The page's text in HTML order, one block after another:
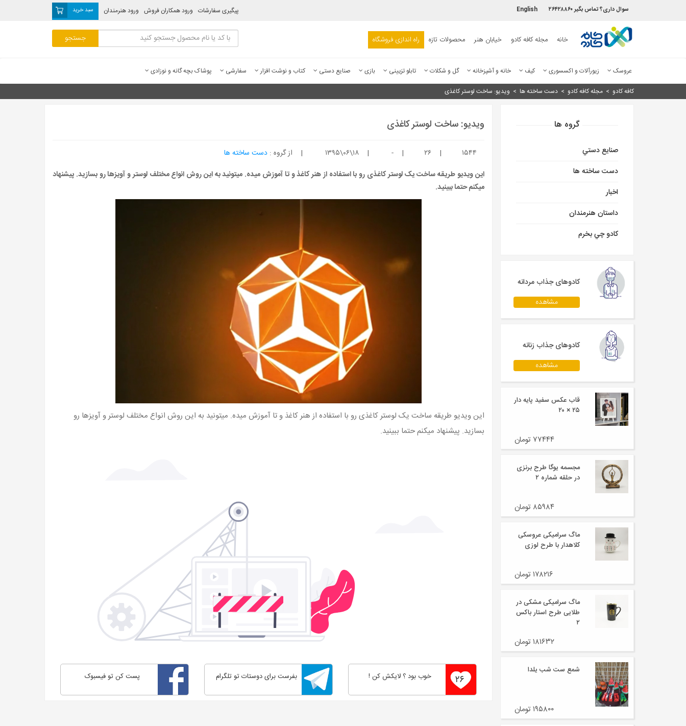
سبد خرید ورود هنرمندان ورود همکاران فروش پیگیری سفارشات سوال داری؟ تماس بگیر ۲۶۴۲۸۸۶۰ English
خانه مجله کافه کادو خیابان هنر محصولات تازه راه اندازی فروشگاه
عروسک زیورآلات و اکسسوری کیف خانه و آشپزخانه گل و شکلات تابلو تزیینی بازی صنایع دستی کتاب و نوشت افزار سفارشی
پوشاک بچه گانه و نوزادی
کافه کادو > مجله کافه کادو > دست ساخته ها > ویدیو: ساخت لوستر کاغذی
گروه ها
صنايع دستي
دست ساخته ها
اخبار
داستان هنرمندان
کادو چي بخرم
کادوهای جذاب مردانه
مشاهده
کادوهای جذاب زنانه
مشاهده
قاب عکس سفید پایه دار
۲۵ × ۲۰
۷۷۴۴۴ تومان
مجسمه یوگا طرح برنزی
در حلقه شماره ۲
۸۵۹۸۴ تومان
ماگ سرامیکی عروسکی
کلاهدار با طرح لوزی
۱۷۸۲۱۶ تومان
ماگ سرامیکی مشکی در
طلایی طرح استار باکس
۲
۱۸۱۶۳۲ تومان
شمع ست شب یلدا
۱۹۵۸۰۰ تومان
ویدیو: ساخت لوستر کاغذی
۱۵۴۴ |۲۶ |
-
|۱۳۹۵\۰۶\۱۸ | از گروه :دست ساخته ها
این ویدیو طریقه ساخت یک لوستر کاغذی رو با استفاده از هنر کاغذ و تا آموزش میده. میتونید به این روش انواع مختلف لوستر و آویزها رو بسازید. پیشنهاد
میکنم حتما ببینید.
این ویدیو طریقه ساخت یک لوستر کاغذی رو با استفاده از هنر کاغذ و تا آموزش میده. میتونید به این روش انواع مختلف لوستر و آویزها رو
بسازید. پیشنهاد میکنم حتما ببینید.
۲۶ خوب بود ؟ لایکش کن ! بفرست برای دوستات تو تلگرام پست کن تو فیسبوک